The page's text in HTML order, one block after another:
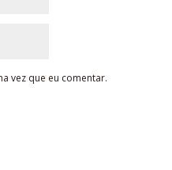
vez que eu comentar.